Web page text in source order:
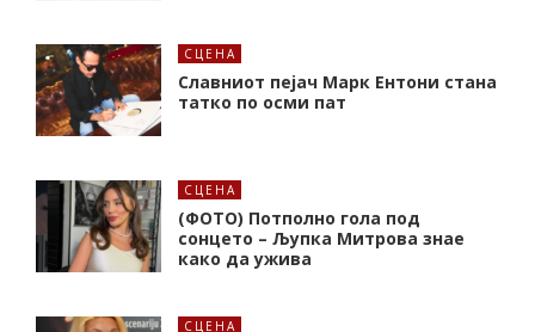
СЦЕНА
Славниот пејач Марк Ентони стана
татко по осми пат
СЦЕНА
(ФОТО) Потполно гола под
сонцето – Љупка Митрова знае
како да ужива
СЦЕНА